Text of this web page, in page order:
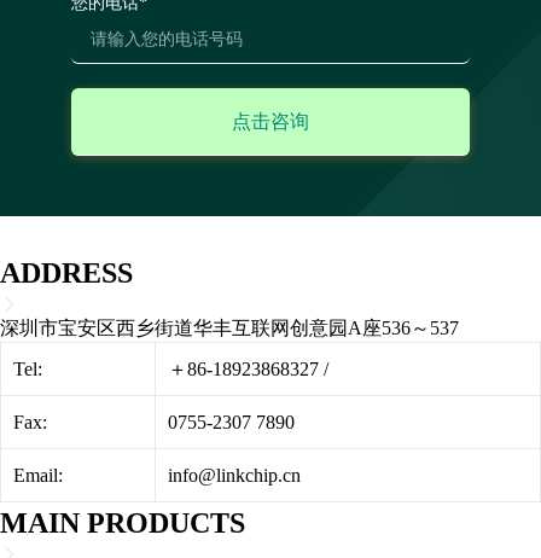
ADDRESS
深圳市宝安区西乡街道华丰互联网创意园A座536～537
Tel:
＋86-18923868327 /
Fax: 0755-2307 7890
Email: info@linkchip.cn
MAIN PRODUCTS